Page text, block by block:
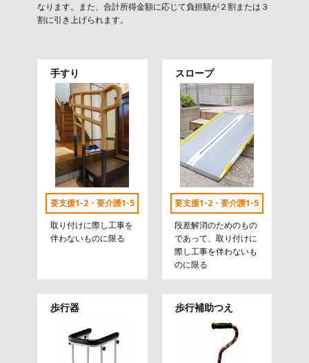
なります。また、合計所得金額に応じて負担額が２割または３
割に引き上げられます。
手すり
要支援1-2・要介護1-5
取り付けに際し工事を
伴わないものに限る
スロープ
要支援1-2・要介護1-5
段差解消のためのもの
であって、取り付けに
際し工事を伴わないも
のに限る
歩行器 歩行補助つえ